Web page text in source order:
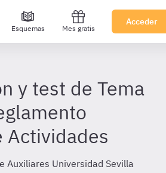
Esquemas Mes gratis
Acceder
y test de Tema
Actividades
Auxiliares Universidad Sevilla